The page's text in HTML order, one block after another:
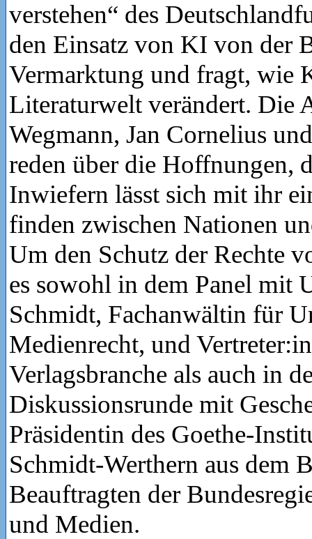
verstehen“ des
den Einsatz von KI von der
Vermarktung und fragt, wie
Literaturwelt verändert. Die
Wegmann, Jan Cornelius
reden über die Hoffnungen,
Inwiefern lässt sich mit ihr
finden zwischen Nationen
Um den Schutz der Rechte
es sowohl in dem Panel mit
Schmidt, Fachanwältin für
Medienrecht, und
Verlagsbranche als auch in
Diskussionsrunde mit
Präsidentin des Goethe-
Schmidt-Werthern aus dem
Beauftragten der
und Medien.